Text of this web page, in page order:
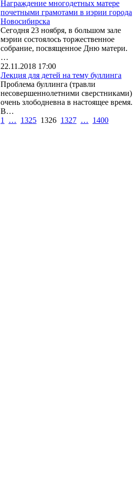
Награждение многодетных матере
почетными грамотами в иэрии города
Новосибирска
Сегодня 23 ноября, в большом зале
мэрии состоялось торжественное
собрание, посвященное Дню матери.
…
22.11.2018 17:00
Лекция для детей на тему буллинга
Проблема буллинга (травли
несовершеннолетними сверстниками)
очень злободневна в настоящее время.
В…
1
… 1325 1326 1327 … 1400